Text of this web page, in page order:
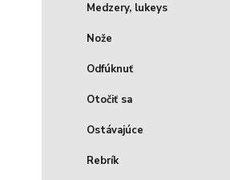
Medzery, lukeys
Nože
Odfúknuť
Otočiť sa
Ostávajúce
Rebrík